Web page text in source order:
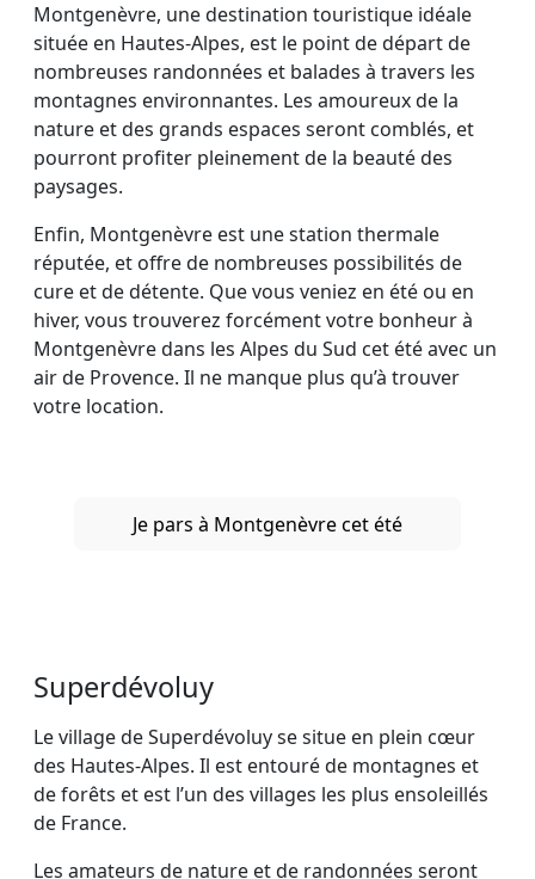
Montgenèvre, une destination touristique idéale
située en Hautes-Alpes, est le point de départ de
nombreuses randonnées et balades à travers les
montagnes environnantes. Les amoureux de la
nature et des grands espaces seront comblés, et
pourront profiter pleinement de la beauté des
paysages.
Enfin, Montgenèvre est une station thermale
réputée, et offre de nombreuses possibilités de
cure et de détente. Que vous veniez en été ou en
hiver, vous trouverez forcément votre bonheur à
Montgenèvre dans les Alpes du Sud cet été avec un
air de Provence. Il ne manque plus qu’à trouver
votre location.
Je pars à Montgenèvre cet été
Superdévoluy
Le village de Superdévoluy se situe en plein cœur
des Hautes-Alpes. Il est entouré de montagnes et
de forêts et est l’un des villages les plus ensoleillés
de France.
Les amateurs de nature et de randonnées seront